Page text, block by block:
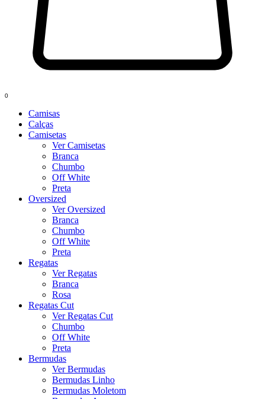
0
Camisas
Calças
Camisetas
Ver Camisetas
Branca
Chumbo
Off White
Preta
Oversized
Ver Oversized
Branca
Chumbo
Off White
Preta
Regatas
Ver Regatas
Branca
Rosa
Regatas Cut
Ver Regatas Cut
Chumbo
Off White
Preta
Bermudas
Ver Bermudas
Bermudas Linho
Bermudas Moletom